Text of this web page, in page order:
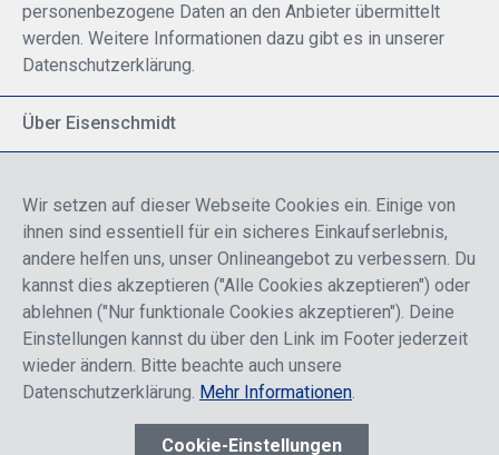
personenbezogene Daten an den Anbieter übermittelt
werden. Weitere Informationen dazu gibt es in unserer
Datenschutzerklärung.
Über Eisenschmidt
Breite Palette von Luftfahrtprodukten
Fokus auf Pilotenausbildung
Sicher einkaufen
Wir setzen auf dieser Webseite Cookies ein. Einige von
ihnen sind essentiell für ein sicheres Einkaufserlebnis,
andere helfen uns, unser Onlineangebot zu verbessern. Du
kannst dies akzeptieren ("Alle Cookies akzeptieren") oder
ablehnen ("Nur funktionale Cookies akzeptieren"). Deine
Einstellungen kannst du über den Link im Footer jederzeit
wieder ändern. Bitte beachte auch unsere
Datenschutzerklärung. Mehr Informationen.
Cookie-Einstellungen